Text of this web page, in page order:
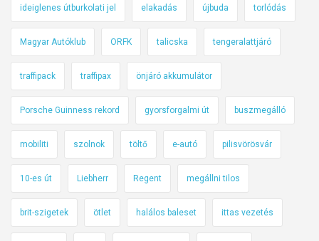
ideiglenes útburkolati jel elakadás újbuda torlódás
Magyar Autóklub ORFK talicska tengeralattjáró
traffipack traffipax önjáró akkumulátor
Porsche Guinness rekord gyorsforgalmi út buszmegálló
mobiliti szolnok töltő e-autó pilisvörösvár
10-es út Liebherr Regent megállni tilos
brit-szigetek ötlet halálos baleset ittas vezetés